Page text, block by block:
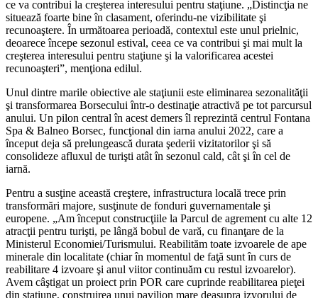
ce va contribui la creşterea interesului pentru staţiune. „Distincţia ne
situează foarte bine în clasament, oferindu-ne vizibilitate şi
recunoaştere. În următoarea perioadă, contextul este unul prielnic,
deoarece începe sezonul estival, ceea ce va contribui şi mai mult la
creşterea interesului pentru staţiune şi la valorificarea acestei
recunoaşteri”, menţiona edilul.
Unul dintre marile obiective ale staţiunii este eliminarea sezonalităţii
şi transformarea Borsecului într-o destinaţie atractivă pe tot parcursul
anului. Un pilon central în acest demers îl reprezintă centrul Fontana
Spa & Balneo Borsec, funcţional din iarna anului 2022, care a
început deja să prelungească durata şederii vizitatorilor şi să
consolideze afluxul de turişti atât în sezonul cald, cât şi în cel de
iarnă.
Pentru a susţine această creştere, infrastructura locală trece prin
transformări majore, susţinute de fonduri guvernamentale şi
europene. „Am început construcţiile la Parcul de agrement cu alte 12
atracţii pentru turişti, pe lângă bobul de vară, cu finanţare de la
Ministerul Economiei/Turismului. Reabilităm toate izvoarele de ape
minerale din localitate (chiar în momentul de faţă sunt în curs de
reabilitare 4 izvoare şi anul viitor continuăm cu restul izvoarelor).
Avem câştigat un proiect prin POR care cuprinde reabilitarea pieţei
din staţiune, construirea unui pavilion mare deasupra izvorului de